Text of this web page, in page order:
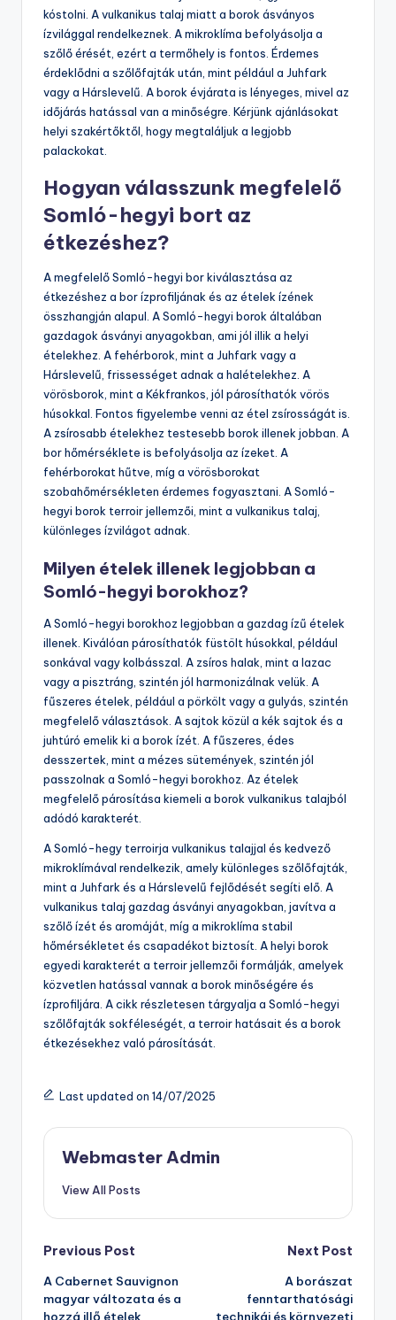
kóstolni. A vulkanikus talaj miatt a borok ásványos
ízvilággal rendelkeznek. A mikroklíma befolyásolja a
szőlő érését, ezért a termőhely is fontos. Érdemes
érdeklődni a szőlőfajták után, mint például a Juhfark
vagy a Hárslevelű. A borok évjárata is lényeges, mivel az
időjárás hatással van a minőségre. Kérjünk ajánlásokat
helyi szakértőktől, hogy megtaláljuk a legjobb
palackokat.
Hogyan válasszunk megfelelő
Somló-hegyi bort az
étkezéshez?
A megfelelő Somló-hegyi bor kiválasztása az
étkezéshez a bor ízprofiljának és az ételek ízének
összhangján alapul. A Somló-hegyi borok általában
gazdagok ásványi anyagokban, ami jól illik a helyi
ételekhez. A fehérborok, mint a Juhfark vagy a
Hárslevelű, frissességet adnak a halételekhez. A
vörösborok, mint a Kékfrankos, jól párosíthatók vörös
húsokkal. Fontos figyelembe venni az étel zsírosságát is.
A zsírosabb ételekhez testesebb borok illenek jobban. A
bor hőmérséklete is befolyásolja az ízeket. A
fehérborokat hűtve, míg a vörösborokat
szobahőmérsékleten érdemes fogyasztani. A Somló-
hegyi borok terroir jellemzői, mint a vulkanikus talaj,
különleges ízvilágot adnak.
Milyen ételek illenek legjobban a
Somló-hegyi borokhoz?
A Somló-hegyi borokhoz legjobban a gazdag ízű ételek
illenek. Kiválóan párosíthatók füstölt húsokkal, például
sonkával vagy kolbásszal. A zsíros halak, mint a lazac
vagy a pisztráng, szintén jól harmonizálnak velük. A
fűszeres ételek, például a pörkölt vagy a gulyás, szintén
megfelelő választások. A sajtok közül a kék sajtok és a
juhtúró emelik ki a borok ízét. A fűszeres, édes
desszertek, mint a mézes sütemények, szintén jól
passzolnak a Somló-hegyi borokhoz. Az ételek
megfelelő párosítása kiemeli a borok vulkanikus talajból
adódó karakterét.
A Somló-hegy terroirja vulkanikus talajjal és kedvező
mikroklímával rendelkezik, amely különleges szőlőfajták,
mint a Juhfark és a Hárslevelű fejlődését segíti elő. A
vulkanikus talaj gazdag ásványi anyagokban, javítva a
szőlő ízét és aromáját, míg a mikroklíma stabil
hőmérsékletet és csapadékot biztosít. A helyi borok
egyedi karakterét a terroir jellemzői formálják, amelyek
közvetlen hatással vannak a borok minőségére és
ízprofiljára. A cikk részletesen tárgyalja a Somló-hegyi
szőlőfajták sokféleségét, a terroir hatásait és a borok
étkezésekhez való párosítását.
Last updated on 14/07/2025
Webmaster Admin
View All Posts
Post
navigation
Previous Post
A Cabernet Sauvignon
magyar változata és a
hozzá illő ételek
Next Post
A borászat
fenntarthatósági
technikái és környezeti